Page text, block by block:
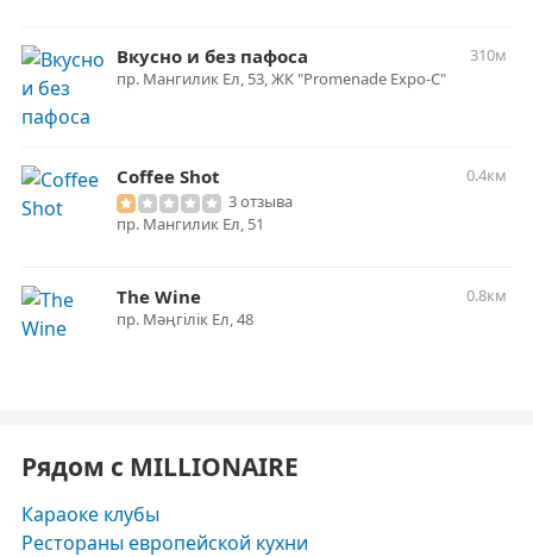
Вкусно и без пафоса
310м
пр. Мангилик Ел, 53, ЖК "Promenade Expo-С"
Coffee Shot
0.4км
3 отзыва
пр. Мангилик Ел, 51
The Wine
0.8км
пр. Мәңгілік Ел, 48
Рядом с MILLIONAIRE
Караоке клубы
Рестораны европейской кухни